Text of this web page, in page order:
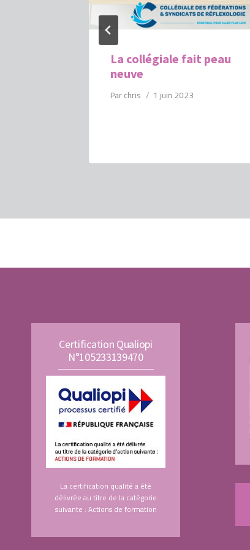
La collégiale fait peau
neuve
Par chris 1 juin 2023
Certification Qualiopi
N°105233139470
La certification qualité a été
délivrée au titre de la catégorie
suivante : Actions de formation